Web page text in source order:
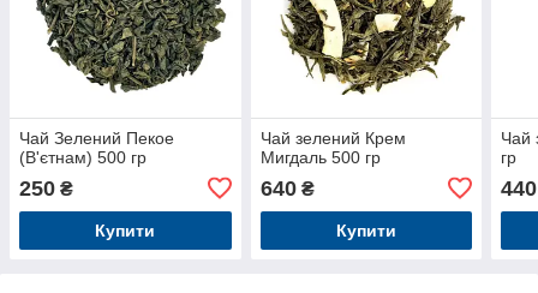
Чай Зелений Пекое
(В'єтнам) 500 гр
250 ₴
Купити
Чай зелений Крем
Мигдаль 500 гр
640₴
Купити
Чай
гр
440